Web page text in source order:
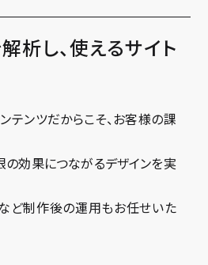
析し、使えるサイト
テンツだからこそ、お客様の課
の効果につながるデザインを実
ど制作後の運用もお任せいた